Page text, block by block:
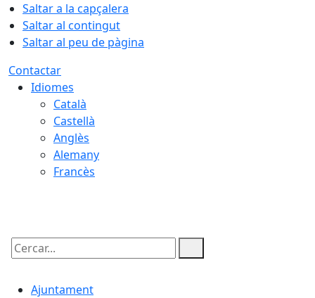
Saltar a la capçalera
Saltar al contingut
Saltar al peu de pàgina
Contactar
Idiomes
Català
Castellà
Anglès
Alemany
Francès
Cercar:
Ajuntament